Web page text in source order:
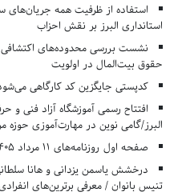
استفاده از ظرفیت همه جریان‌های
استانداری البرز بر نقش احزاب
نشست بررسی محدوده‌های
حقوق بیت‌المال در اولویت
کدپستی جایگزین کد کارگاهی
افتتاح رسمی آموزشگاه آزاد فنی و
البرز/گامی نوین در مهارت‌آموزی حوزه
صفحه اول روزنامه‌های 11 مرداد 1405
درخشش یاسمن یزدانی و هانا
تنیس بانوان / معرفی برترین‌های